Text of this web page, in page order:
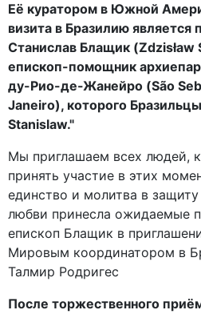
Её куратором в Южной
визита в Бразилию является
Станислав Блащик (Zdzisław
епископ-помощник
ду-Рио-де-Жанейро (São
Janeiro), которого
Stanislaw."
Мы приглашаем всех людей,
принять участие в этих
единство и молитва в
любви принесла ожидаемые
епископ Блащик в
Мировым координатором в
Талмир Родригес
После торжественного